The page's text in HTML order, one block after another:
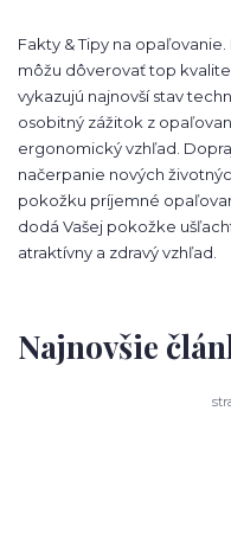
Fakty & Tipy na
môžu dôverovať top
vykazujú najnovší stav
osobitný zážitok z
ergonomický vzhľad.
načerpanie nových
pokožku príjemné
dodá Vašej pokožke
atraktívny a zdravý vzhľad.
Najnovšie